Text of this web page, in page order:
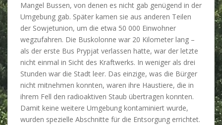
Mangel Bussen, von denen es nicht gab genügend in der
Umgebung gab. Später kamen sie aus anderen Teilen
der Sowjetunion, um die etwa 50 000 Einwohner
wegzufahren. Die Buskolonne war 20 Kilometer lang –
als der erste Bus Prypjat verlassen hatte, war der letzte
nicht einmal in Sicht des Kraftwerks. In weniger als drei
Stunden war die Stadt leer. Das einzige, was die Bürger
nicht mitnehmen konnten, waren ihre Haustiere, die in
ihrem Fell den radioaktiven Staub übertragen konnten.
Damit keine weitere Umgebung kontaminiert wurde,
wurden spezielle Abschnitte für die Entsorgung errichtet.